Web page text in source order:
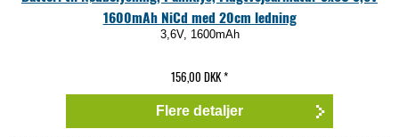
1600mAh NiCd med 20cm ledning
3,6V, 1600mAh
156,00 DKK*
Flere detaljer